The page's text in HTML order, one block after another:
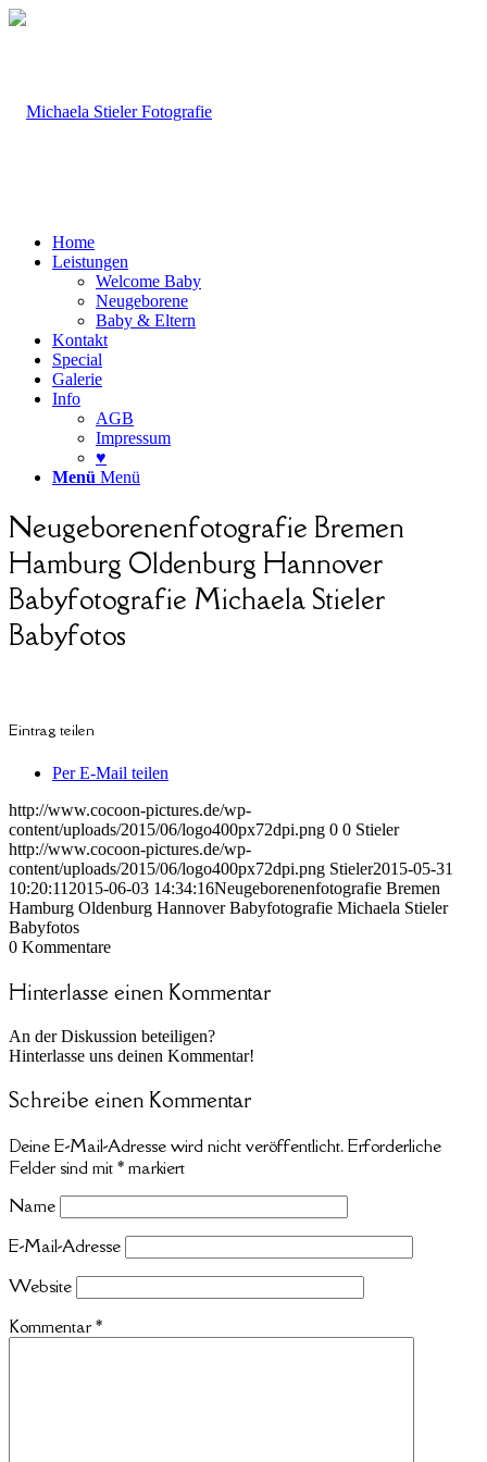
Home
Leistungen
Welcome Baby
Neugeborene
Baby & Eltern
Kontakt
Special
Galerie
Info
AGB
Impressum
♥
Menü Menü
Neugeborenenfotografie Bremen
Hamburg Oldenburg Hannover
Babyfotografie Michaela Stieler
Babyfotos
Eintrag teilen
Per E-Mail teilen
http://www.cocoon-pictures.de/wp-
content/uploads/2015/06/logo400px72dpi.png 0 0 Stieler
http://www.cocoon-pictures.de/wp-
content/uploads/2015/06/logo400px72dpi.png Stieler2015-05-31
10:20:11 2015-06-03 14:34:16Neugeborenenfotografie Bremen
Hamburg Oldenburg Hannover Babyfotografie Michaela Stieler
Babyfotos
0 Kommentare
Hinterlasse einen Kommentar
An der Diskussion beteiligen?
Hinterlasse uns deinen Kommentar!
Schreibe einen Kommentar
Deine E-Mail-Adresse wird nicht veröffentlicht. Erforderliche
Felder sind mit * markiert
Name
E-Mail-Adresse
Website
Kommentar *